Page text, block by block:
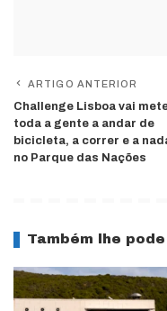
ARTIGO ANTERIOR
Challenge Lisboa vai
toda a gente a andar de
bicicleta, a correr e a
no Parque das Nações
Também lhe